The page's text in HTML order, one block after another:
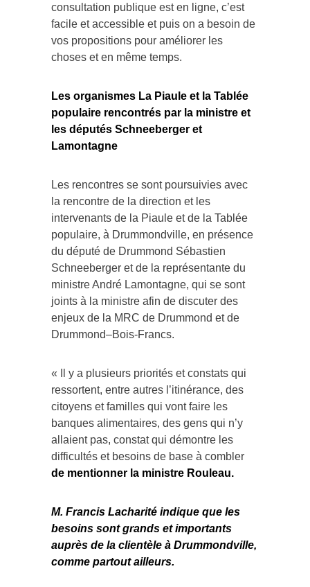
consultation publique est en ligne, c’est
facile et accessible et puis on a besoin de
vos propositions pour améliorer les
choses et en même temps.
Les organismes La Piaule et la Tablée
populaire rencontrés par la ministre et
les députés Schneeberger et
Lamontagne
Les rencontres se sont poursuivies avec
la rencontre de la direction et les
intervenants de la Piaule et de la Tablée
populaire, à Drummondville, en présence
du député de Drummond Sébastien
Schneeberger et de la représentante du
ministre André Lamontagne, qui se sont
joints à la ministre afin de discuter des
enjeux de la MRC de Drummond et de
Drummond–Bois-Francs.
« Il y a plusieurs priorités et constats qui
ressortent, entre autres l’itinérance, des
citoyens et familles qui vont faire les
banques alimentaires, des gens qui n’y
allaient pas, constat qui démontre les
difficultés et besoins de base à combler
de mentionner la ministre Rouleau.
M. Francis Lacharité indique que les
besoins sont grands et importants
auprès de la clientèle à Drummondville,
comme partout ailleurs.